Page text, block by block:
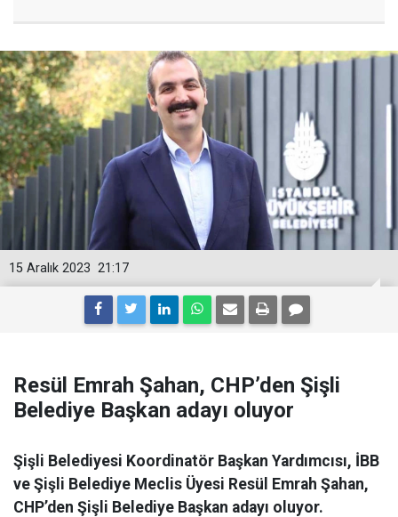
21:17
15 Aralık 2023
Resül Emrah Şahan, CHP’den Şişli
Belediye Başkan adayı oluyor
Şişli Belediyesi Koordinatör Başkan Yardımcısı, İBB
ve Şişli Belediye Meclis Üyesi Resül Emrah Şahan,
CHP’den Şişli Belediye Başkan adayı oluyor.